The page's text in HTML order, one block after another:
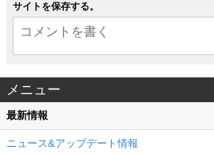
サイトを保存する。
メニュー
最新情報
ニュース&アップデート情報